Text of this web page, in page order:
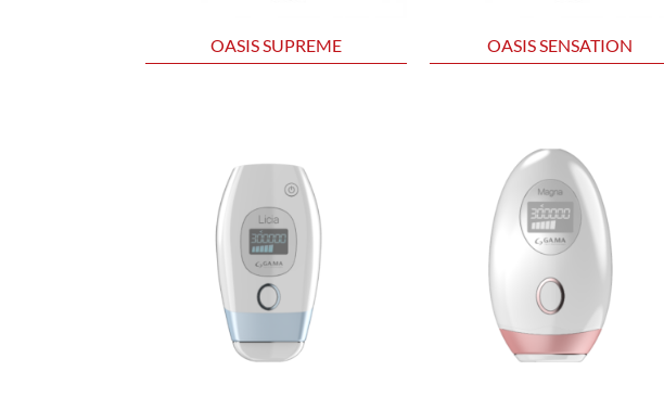
OASIS SUPREME OASIS SENSATION